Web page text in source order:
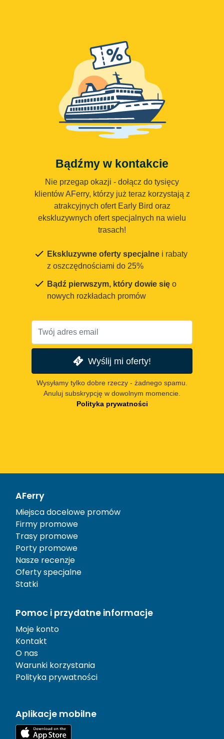
Bądźmy w kontakcie
Nie przegap okazji - dołącz do tysięcy
klientów AFerry, którzy już teraz korzystają z
atrakcyjnych ofert Early Bird oraz
ekskluzywnych ofert specjalnych na wielu
trasach!
Ekskluzywne oferty specjalne i rabaty
z oszczędnościami do 25%
Bądź pierwszym, który dowie się o
nowych rozkładach promów
Wyślij mi oferty!
Wysyłamy tylko dobre rzeczy - żadnego spamu.
Anuluj subskrypcję w dowolnym momencie.
Polityka prywatności
AFerry
Miejsca docelowe promów
Firmy promowe
Trasy promowe
Porty promowe
Nasze recenzje
Oferty specjalne
Statki
Pomoc i przydatne informacje
Moje konto
Kontakt
O nas
Warunki korzystania
Polityka prywatności
Aplikacje mobilne